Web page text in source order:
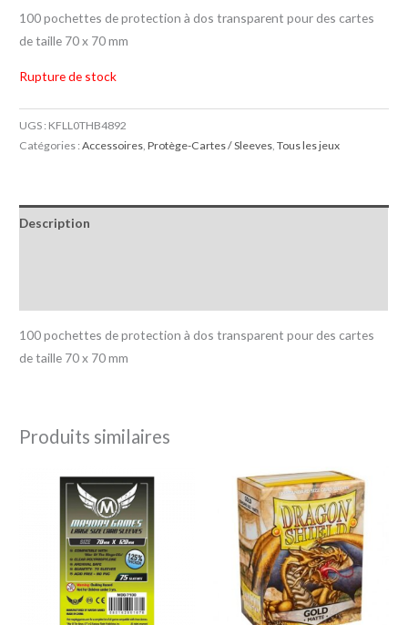
100 pochettes de protection à dos transparent pour des cartes
de taille 70 x 70 mm
Rupture de stock
UGS : KFLL0THB4892
Catégories :Accessoires ,Protège-Cartes / Sleeves ,Tous les jeux
Description
100 pochettes de protection à dos transparent pour des cartes
de taille 70 x 70 mm
Produits similaires